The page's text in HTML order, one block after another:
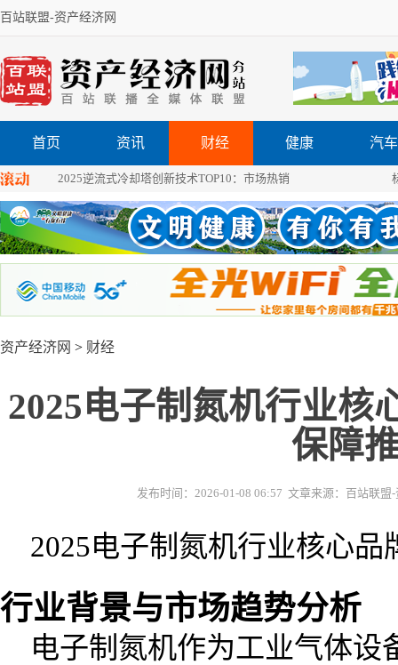
百站联盟-资产经济网
首页 资讯 财经 健康 汽车
2025逆流式冷却塔创新技术TOP10：市场热销
资产经济网 > 财经
2025电子制氮机行业核
保障
发布时间：2026-01-08 06:57 文章来源：百站联
2025电子制氮机行业核心品
行业背景与市场趋势分析
电子制氮机作为工业气体设